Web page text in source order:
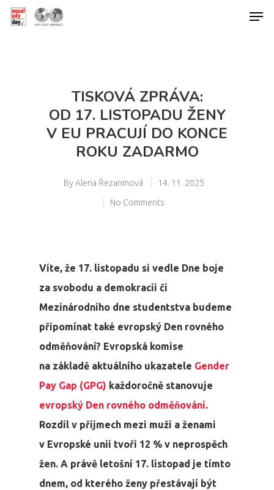
TISKOVÁ ZPRÁVA:
OD 17. LISTOPADU ŽENY
V EU PRACUJÍ DO KONCE
ROKU ZADARMO
By Alena Řezaninová
14. 11. 2025
No Comments
Víte, že 17. listopadu si vedle Dne boje
za svobodu a demokracii či
Mezinárodního dne studentstva budeme
připomínat také evropský Den rovného
odměňování? Evropská komise
na základě aktuálního ukazatele Gender
Pay Gap (GPG) každoročně stanovuje
evropský Den rovného odměňování.
Rozdíl v příjmech mezi muži a ženami
v Evropské unii tvoří 12 % v neprospěch
žen. A právě letošní 17. listopad je tímto
dnem, od kterého ženy přestávají být